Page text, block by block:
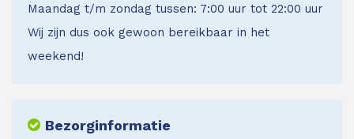
Maandag t/m zondag tussen: 7:00 uur tot 22:00 uur
Wij zijn dus ook gewoon bereikbaar in het
weekend!
Bezorginformatie